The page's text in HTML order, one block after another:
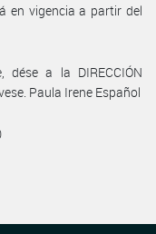
en vigencia a partir del
dése a la DIRECCIÓN
Paula Irene Español